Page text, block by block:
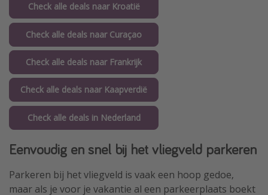
Check alle deals naar Kroatië
Check alle deals naar Curaçao
Check alle deals naar Frankrijk
Check alle deals naar Kaapverdië
Check alle deals in Nederland
Eenvoudig en snel bij het vliegveld parkeren
Parkeren bij het vliegveld is vaak een hoop gedoe,
maar als je voor je vakantie al een parkeerplaats boekt